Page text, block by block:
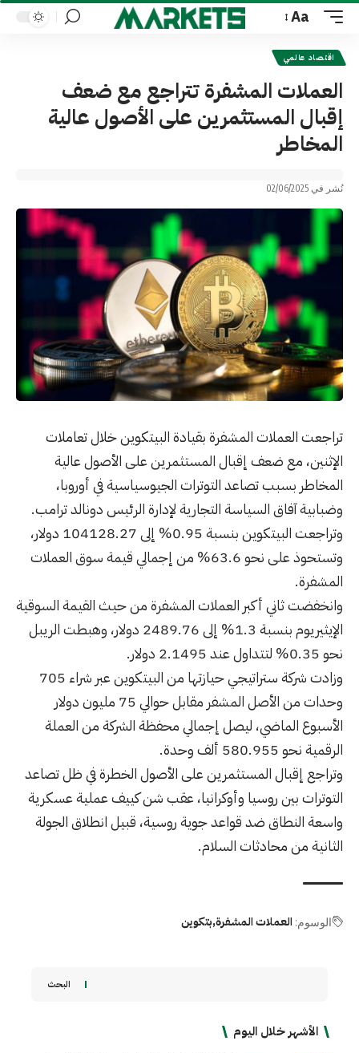
Font
Resizer
Aa
اقتصاد عالمي
العملات المشفرة تتراجع مع ضعف
إقبال المستثمرين على الأصول عالية
المخاطر
نُشر في 02/06/2025
تراجعت العملات المشفرة بقيادة البيتكوين خلال تعاملات
الإثنين، مع ضعف إقبال المستثمرين على الأصول عالية
المخاطر بسبب تصاعد التوترات الجيوسياسية في أوروبا،
وضبابية آفاق السياسة التجارية لإدارة الرئيس دونالد ترامب.
وتراجعت البيتكوين بنسبة 0.95% إلى 104128.27 دولار،
وتستحوذ على نحو 63.6% من إجمالي قيمة سوق العملات
المشفرة.
وانخفضت ثاني أكبر العملات المشفرة من حيث القيمة السوقية
الإيثيريوم بنسبة 1.3% إلى 2489.76 دولار، وهبطت الريبل
نحو 0.35% لتتداول عند 2.1495 دولار.
وزادت شركة ستراتيجي حيازتها من البيتكوين عبر شراء 705
وحدات من الأصل المشفر مقابل حوالي 75 مليون دولار
الأسبوع الماضي، ليصل إجمالي محفظة الشركة من العملة
الرقمية نحو 580.955 ألف وحدة.
وتراجع إقبال المستثمرين على الأصول الخطرة في ظل تصاعد
التوترات بين روسيا وأوكرانيا، عقب شن كييف عملية عسكرية
واسعة النطاق ضد قواعد جوية روسية، قبيل انطلاق الجولة
الثانية من محادثات السلام.
الوسوم: العملات المشفرةبتكوين
البحث
الأشهر خلال اليوم